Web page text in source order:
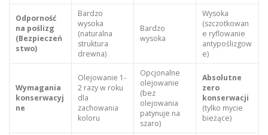
Odporność
na poślizg
(Bezpieczeń
stwo)
Bardzo
wysoka
(naturalna
struktura
drewna)
Bardzo
wysoka
Wysoka
(szczotkowan
e ryflowanie
antypoślizgow
e)
Wymagania
konserwacyj
ne
Olejowanie 1-
2 razy w roku
dla
zachowania
koloru
Opcjonalne
olejowanie
(bez
olejowania
patynuje na
szaro)
Absolutne
zero
konserwacji
(tylko mycie
bieżące)